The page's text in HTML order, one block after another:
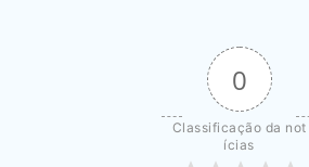
0
Classificação da not
ícias